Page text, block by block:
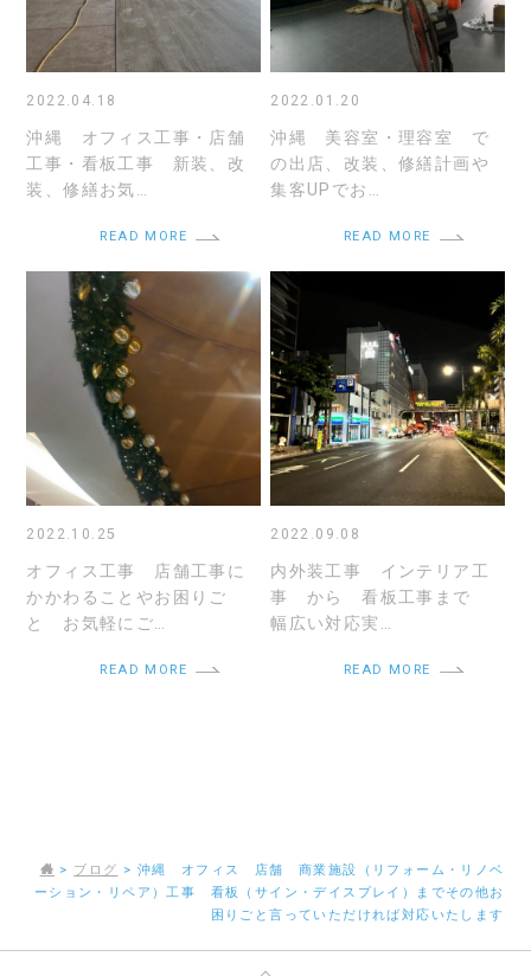
2022.04.18
沖縄 オフィス工事・店舗
工事・看板工事 新装、改
装、修繕お気…
READ MORE
2022.01.20
沖縄 美容室・理容室 で
の出店、改装、修繕計画や
集客UPでお…
READ MORE
2022.10.25
オフィス工事 店舗工事に
かかわることやお困りご
と お気軽にご…
READ MORE
2022.09.08
内外装工事 インテリア工
事 から 看板工事まで
幅広い対応実…
READ MORE
> ブログ > 沖縄 オフィス 店舗 商業施設（リフォーム・リノベ
ーション・リペア）工事 看板（サイン・デイスプレイ）までその他お
困りごと言っていただければ対応いたします